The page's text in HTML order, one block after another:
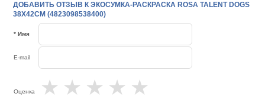
ДОБАВИТЬ ОТЗЫВ К ЭКОСУМКА-РАСКРАСКА ROSA TALENT DOGS
38Х42СМ (4823098538400)
* Имя
E-mail
Оценка ★
★
★
★
★